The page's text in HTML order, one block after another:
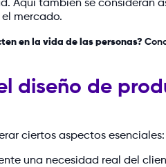
también se consideran
mercado.
en la vida de las personas?
diseño de
ciertos aspectos esenciales:
una necesidad real del